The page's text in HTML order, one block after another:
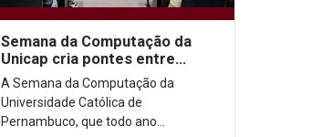
Semana da Computação da
Unicap cria pontes entre
alunos e empresas de
tecnologia
A Semana da Computação da
Universidade Católica de
Pernambuco, que todo ano